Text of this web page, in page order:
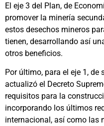
El eje 3 del Plan, de
promover la minería
estos desechos mineros
tienen, desarrollando así
otros beneficios.
Por último, para el eje 1,
actualizó el Decreto
requisitos para la
incorporando los últimos
internacional, así como las